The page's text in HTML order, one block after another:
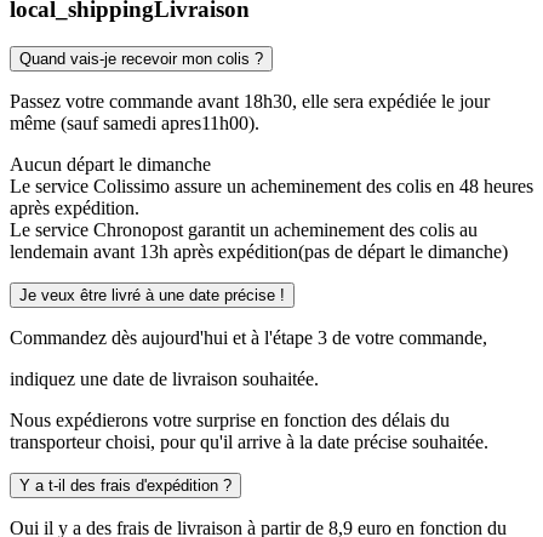
local_shippingLivraison
Quand vais-je recevoir mon colis ?
Passez votre commande avant 18h30, elle sera expédiée le jour
même (sauf samedi apres11h00).
Aucun départ le dimanche
Le service Colissimo assure un acheminement des colis en 48 heures
après expédition.
Le service Chronopost garantit un acheminement des colis au
lendemain avant 13h après expédition(pas de départ le dimanche)
Je veux être livré à une date précise !
Commandez dès aujourd'hui et à l'étape 3 de votre commande,
indiquez une date de livraison souhaitée.
Nous expédierons votre surprise en fonction des délais du
transporteur choisi, pour qu'il arrive à la date précise souhaitée.
Y a t-il des frais d'expédition ?
Oui il y a des frais de livraison à partir de 8,9 euro en fonction du